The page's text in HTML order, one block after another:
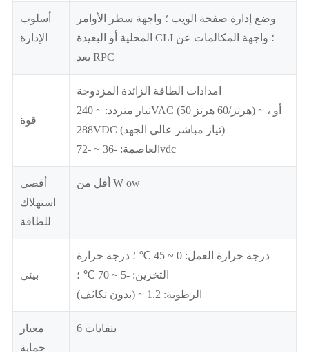
أسلوب
الإدارة
وضع إدارة صفحة الويب ؛ واجهة سطر الأوامر
المحلية أو البعيدة CLI ؛ واجهة المكالمات عن
بعد RPC
قوة
امدادات الطاقة الزائدة المزدوجة
تيار متردد: ~ 240VAC (50 هرتز/60 هرتز) أو ، ~
288VDC (تيار مباشر عالي الجهد)
العاصمة: -36 ~ -72vdc
أقصى
استهلاك
للطاقة
أقل من W ow
بيئي
درجة حرارة العمل: 0 ~ 45 ℃ ؛ درجة حرارة
التخزين: -5 ~ 70 ℃ ؛
الرطوبة: 1.2 ~ (بدون تكاثف)
معيار
حماية
بنفايات 6